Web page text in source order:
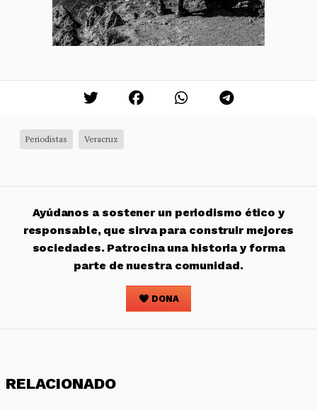
Periodistas Veracruz
Ayúdanos a sostener un periodismo ético y
responsable, que sirva para construir mejores
sociedades. Patrocina una historia y forma
parte de nuestra comunidad.
DONA
RELACIONADO